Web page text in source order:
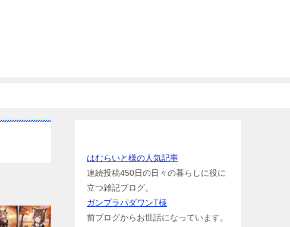
はむらいと様の人気記事
連続投稿450日の日々の暮らしに役に
立つ雑記ブログ。
ガンプラパダワンT様
前ブログからお世話になっています。